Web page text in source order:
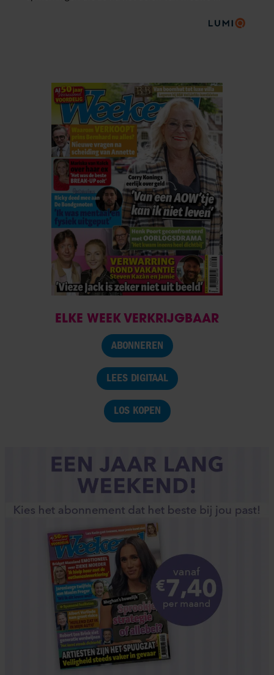
ELKE WEEK VERKRIJGBAAR
ABONNEREN
LEES DIGITAAL
LOS KOPEN